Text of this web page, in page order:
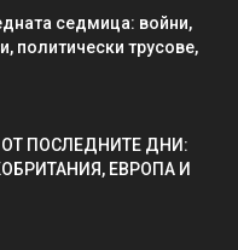
седмица: войни,
политически трусове,
ПОСЛЕДНИТЕ ДНИ:
ЕВРОПА И